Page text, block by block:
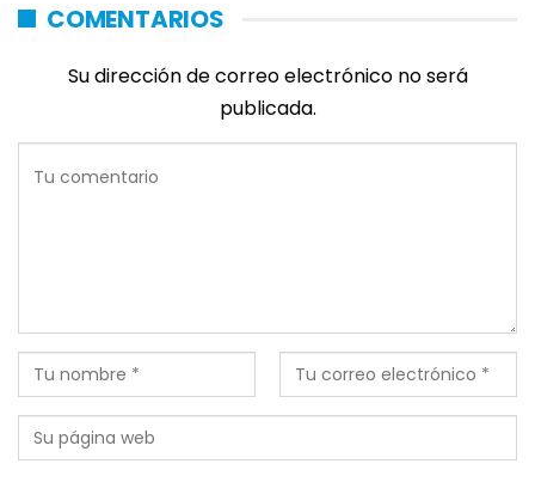
COMENTARIOS
Su dirección de correo electrónico no será
publicada.